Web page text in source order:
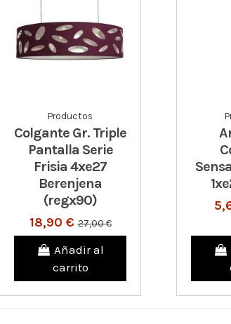
Productos
Colgante Gr. Triple
Pantalla Serie
Frisia 4xe27
Berenjena
(regx90)
18,90 €27,00 €
Añadir al
carrito